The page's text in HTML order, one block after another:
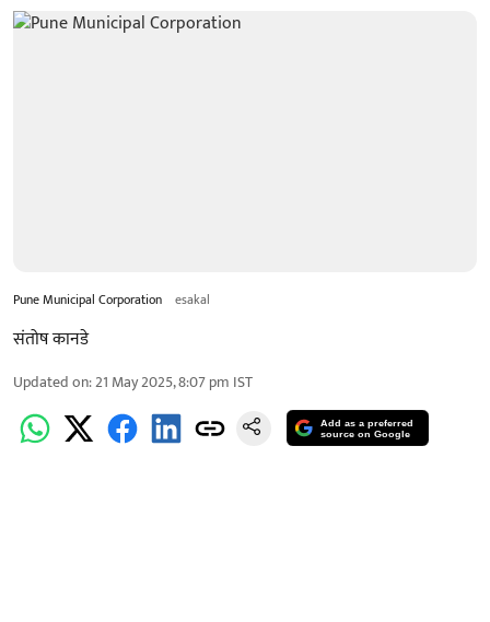
Pune Municipal Corporation esakal
संतोष कानडे
Updated on:21 May 2025, 8:07 pm IST
Add as a preferred
source on Google